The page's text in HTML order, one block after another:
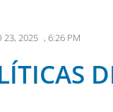
23, 2025 , 6:26 PM